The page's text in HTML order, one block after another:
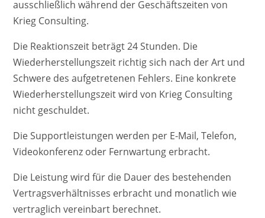
ausschließlich während der Geschäftszeiten von
Krieg Consulting.
Die Reaktionszeit beträgt 24 Stunden. Die
Wiederherstellungszeit richtig sich nach der Art und
Schwere des aufgetretenen Fehlers. Eine konkrete
Wiederherstellungszeit wird von Krieg Consulting
nicht geschuldet.
Die Supportleistungen werden per E-Mail, Telefon,
Videokonferenz oder Fernwartung erbracht.
Die Leistung wird für die Dauer des bestehenden
Vertragsverhältnisses erbracht und monatlich wie
vertraglich vereinbart berechnet.